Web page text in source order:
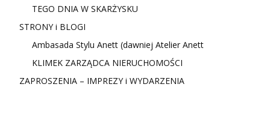
TEGO DNIA W SKARŻYSKU
STRONY i BLOGI
Ambasada Stylu Anett (dawniej Atelier Anett
KLIMEK ZARZĄDCA NIERUCHOMOŚCI
ZAPROSZENIA – IMPREZY i WYDARZENIA